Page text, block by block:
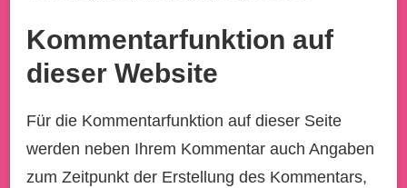
Kommentarfunktion auf
dieser Website
Für die Kommentarfunktion auf dieser Seite
werden neben Ihrem Kommentar auch Angaben
zum Zeitpunkt der Erstellung des Kommentars,